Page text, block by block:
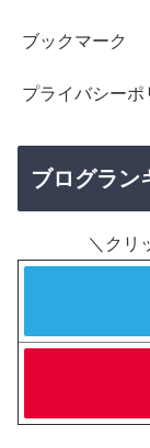
ブックマーク
プライバシーポ
ブログラン
＼クリ